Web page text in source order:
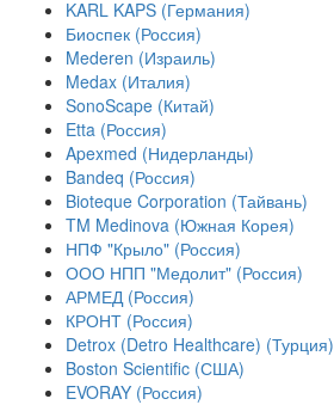
KARL KAPS (Германия)
Биоспек (Россия)
Mederen (Израиль)
Medax (Италия)
SonoScape (Китай)
Etta (Россия)
Apexmed (Нидерланды)
Bandeq (Россия)
Bioteque Corporation (Тайвань)
TM Medinova (Южная Корея)
НПФ "Крыло" (Россия)
ООО НПП "Медолит" (Россия)
АРМЕД (Россия)
КРОНТ (Россия)
Detrox (Detro Healthcare) (Турция)
Boston Scientific (США)
EVORAY (Россия)